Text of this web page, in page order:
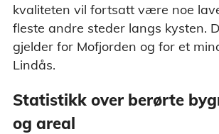
kvaliteten vil fortsatt være noe
fleste andre steder langs kysten.
gjelder for Mofjorden og for et
Lindås.
Statistikk over berørte
og areal